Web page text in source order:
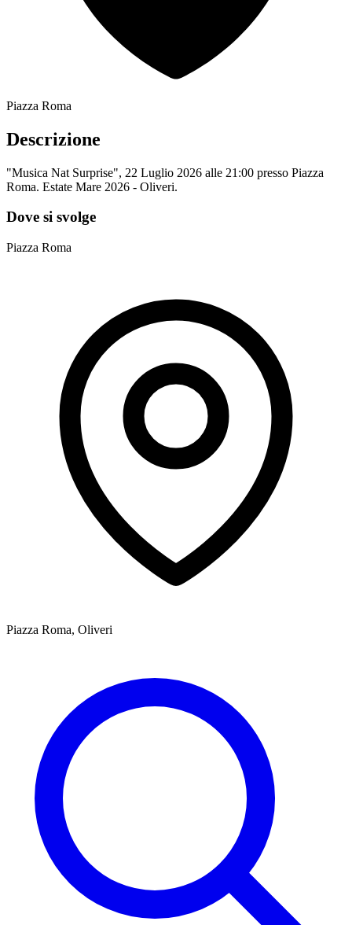
Piazza Roma
Descrizione
"Musica Nat Surprise", 22 Luglio 2026 alle 21:00 presso Piazza
Roma. Estate Mare 2026 - Oliveri.
Dove si svolge
Piazza Roma
Piazza Roma, Oliveri